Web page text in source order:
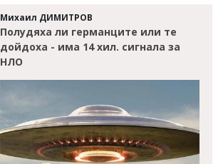
Михаил ДИМИТРОВ
Полудяха ли германците или те
дойдоха - има 14 хил. сигнала за
НЛО